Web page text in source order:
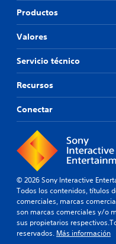
Productos
Valores
Servicio técnico
Recursos
Conectar
© 2026 Sony Interactive
Todos los contenidos, títulos
comerciales, marcas
son marcas comerciales y/o
sus propietarios
reservados. Más información